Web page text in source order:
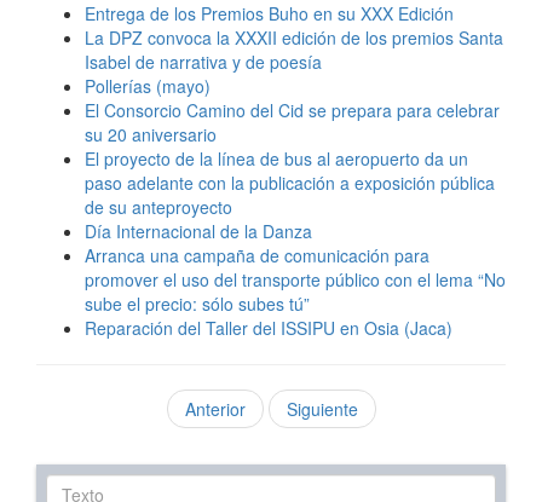
Entrega de los Premios Buho en su XXX Edición
La DPZ convoca la XXXII edición de los premios Santa
Isabel de narrativa y de poesía
Pollerías (mayo)
El Consorcio Camino del Cid se prepara para celebrar
su 20 aniversario
El proyecto de la línea de bus al aeropuerto da un
paso adelante con la publicación a exposición pública
de su anteproyecto
Día Internacional de la Danza
Arranca una campaña de comunicación para
promover el uso del transporte público con el lema “No
sube el precio: sólo subes tú”
Reparación del Taller del ISSIPU en Osia (Jaca)
Anterior Siguiente
Texto